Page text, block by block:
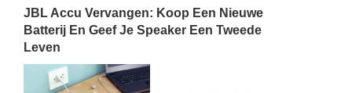
JBL Accu Vervangen: Koop Een Nieuwe
Batterij En Geef Je Speaker Een Tweede
Leven